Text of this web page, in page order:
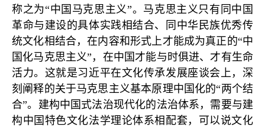
称之为“中国马克思主义”。马克思主义只有同中国
革命与建设的具体实践相结合、同中华民族优秀传
统文化相结合，在内容和形式上才能成为真正的“中
国化马克思主义”，在中国才能与时俱进、才有生命
活力。这就是习近平在文化传承发展座谈会上，深
刻阐释的关于马克思主义基本原理中国化的“两个结
合”。建构中国式法治现代化的法治体系，需要与建
构中国特色文化法学理论体系相配套，可以说文化